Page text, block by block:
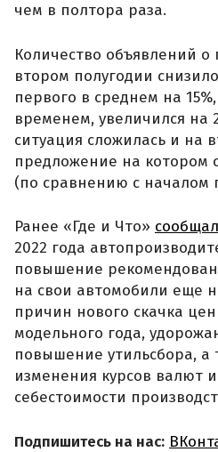
чем в полтора раза.
Количество объявлений
втором полугодии
первого в среднем на
временем, увеличился на
ситуация сложилась и на
предложение на котором
(по сравнению с началом
Ранее «Где и Что» сообщал
2022 года
повышение
на свои автомобили еще
причин нового скачка
модельного года,
повышение утильсбора, а
изменения курсов валют
себестоимости
Подпишитесь на нас: